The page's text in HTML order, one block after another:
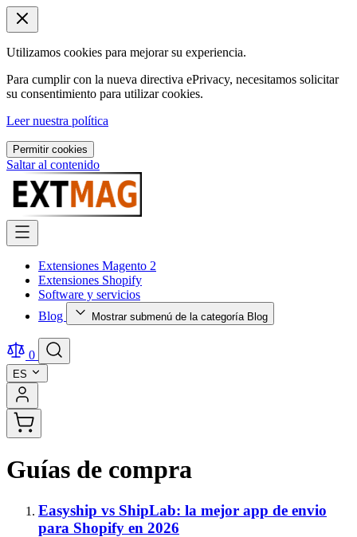
Utilizamos cookies para mejorar su experiencia.
Para cumplir con la nueva directiva ePrivacy, necesitamos solicitar
su consentimiento para utilizar cookies.
Leer nuestra política
Permitir cookies
Saltar al contenido
Extensiones Magento 2
Extensiones Shopify
Software y servicios
Blog
Mostrar submenú de la categoría Blog
0
ES
Guías de compra
Easyship vs ShipLab: la mejor app de envio
para Shopify en 2026